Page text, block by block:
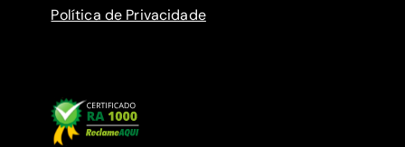
Política de Privacidade